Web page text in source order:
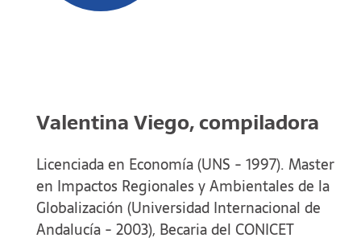
Valentina Viego, compiladora
Licenciada en Economía (UNS - 1997). Master
en Impactos Regionales y Ambientales de la
Globalización (Universidad Internacional de
Andalucía - 2003), Becaria del CONICET